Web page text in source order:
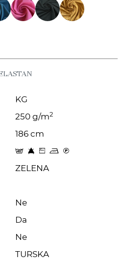
KG
250 g/m2
186 cm
t 8 Z p C
ZELENA
Ne
Da
Ne
TURSKA